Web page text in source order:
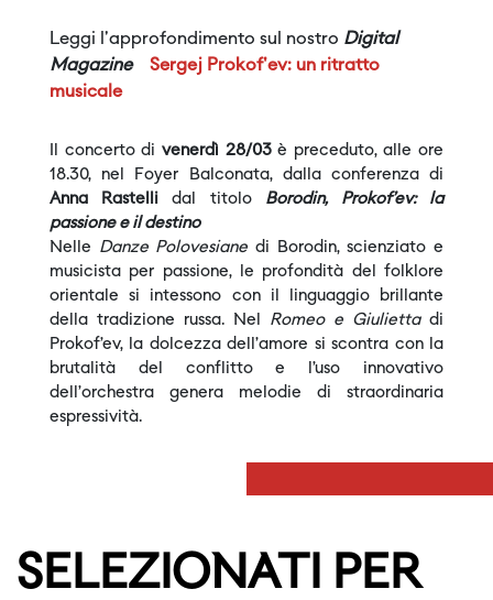
Leggi l'approfondimento sul nostro Digital
Magazine Sergej Prokof'ev: un ritratto
musicale
Il concerto di venerdì 28/03è preceduto, alle ore
18.30, nel Foyer Balconata, dalla conferenza di
Anna Rastelli dal titolo Borodin, Prokof’ev: la
passione e il destino
Nelle Danze Polovesiane di Borodin, scienziato e
musicista per passione, le profondità del folklore
orientale si intessono con il linguaggio brillante
della tradizione russa. Nel Romeo e Giulietta di
Prokof’ev, la dolcezza dell’amore si scontra con la
brutalità del conflitto e l’uso innovativo
dell’orchestra genera melodie di straordinaria
espressività.
SELEZIONATI PER